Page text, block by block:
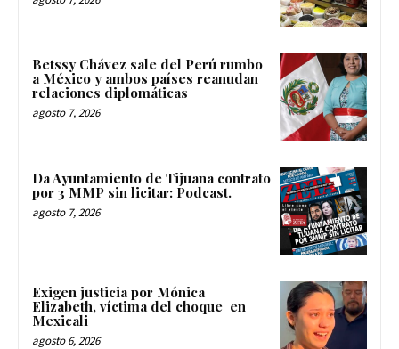
Betssy Chávez sale del Perú rumbo
a México y ambos países reanudan
relaciones diplomáticas
agosto 7, 2026
Da Ayuntamiento de Tijuana contrato
por 3 MMP sin licitar: Podcast.
agosto 7, 2026
Exigen justicia por Mónica
Elizabeth, víctima del choque en
Mexicali
agosto 6, 2026